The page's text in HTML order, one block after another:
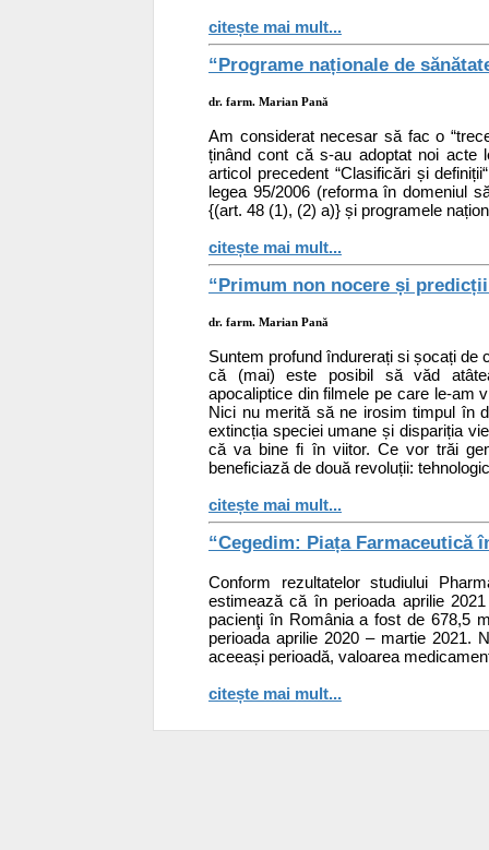
citește mai mult...
“Programe naționale de
dr. farm. Marian Pană
Am considerat necesar să fac o
ținând cont că s-au adoptat noi acte
articol precedent “Clasificări și
legea 95/2006 (reforma în domeniul
{(art. 48 (1), (2) a)} și programele
citește mai mult...
“Primum non nocere și
dr. farm. Marian Pană
Suntem profund îndurerați si șocați
că (mai) este posibil să văd
apocaliptice din filmele pe care le-am
Nici nu merită să ne irosim timpul în
extincția speciei umane și dispariția
că va bine fi în viitor. Ce vor trăi
beneficiază de două revoluții:
citește mai mult...
“Cegedim: Piața Farmaceutică
Conform rezultatelor studiului
estimează că în perioada aprilie
pacienţi în România a fost de 678,5
perioada aprilie 2020 – martie 2021.
aceeași perioadă, valoarea
citește mai mult...